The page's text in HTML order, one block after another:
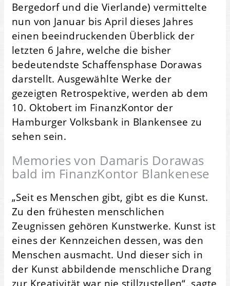
Bergedorf und die Vierlande) vermittelte
nun von Januar bis April dieses Jahres
einen beeindruckenden Überblick der
letzten 6 Jahre, welche die bisher
bedeutendste Schaffensphase Dorawas
darstellt. Ausgewählte Werke der
gezeigten Retrospektive, werden ab dem
10. Oktobert im FinanzKontor der
Hamburger Volksbank in Blankensee zu
sehen sein.
Memories von Damaris Dorawas
bald im FinanzKontor Blankenese
„Seit es Menschen gibt, gibt es die Kunst.
Zu den frühesten menschlichen
Zeugnissen gehören Kunstwerke. Kunst ist
eines der Kennzeichen dessen, was den
Menschen ausmacht. Und dieser sich in
der Kunst abbildende menschliche Drang
zur Kreativität war nie stillzustellen“, sagte